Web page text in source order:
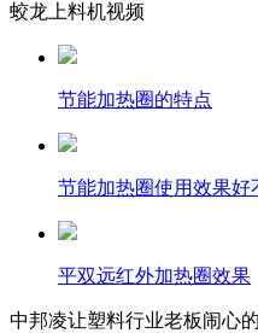
蛟龙上料机视频
节能加热圈的特点
节能加热圈使用效果好
平双远红外加热圈效果
中邦凌让塑料行业老板闹心的